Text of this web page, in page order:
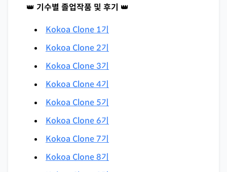
👑 기수별 졸업작품 및 후기 👑
Kokoa Clone 1기
Kokoa Clone 2기
Kokoa Clone 3기
Kokoa Clone 4기
Kokoa Clone 5기
Kokoa Clone 6기
Kokoa Clone 7기
Kokoa Clone 8기